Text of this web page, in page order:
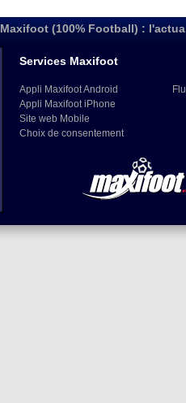
Maxifoot (100% Football) :
Services Maxifoot
Appli Maxifoot Android
Appli Maxifoot iPhone
Site web Mobile
Choix de consentement